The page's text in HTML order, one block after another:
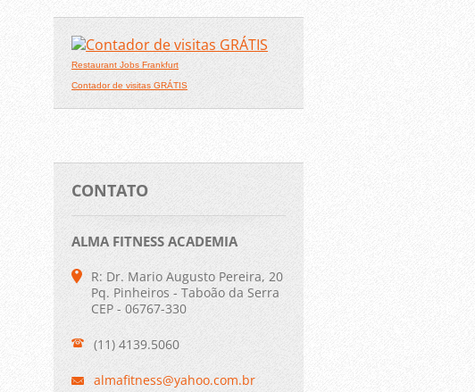
Restaurant Jobs Frankfurt
Contador de visitas GRÁTIS
CONTATO
ALMA FITNESS ACADEMIA
R: Dr. Mario Augusto Pereira, 20
Pq. Pinheiros - Taboão da Serra
CEP - 06767-330
(11) 4139.5060
almafitness@yahoo.com.br